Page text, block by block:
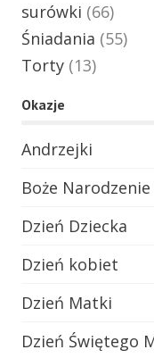
surówki (66)
Śniadania (55)
Torty (13)
Okazje
Andrzejki
Boże Narodzenie
Dzień Dziecka
Dzień kobiet
Dzień Matki
Dzień Świętego